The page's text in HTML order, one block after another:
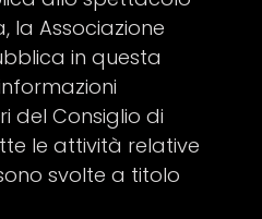
la Associazione
in questa
del Consiglio di
le attività relative
svolte a titolo